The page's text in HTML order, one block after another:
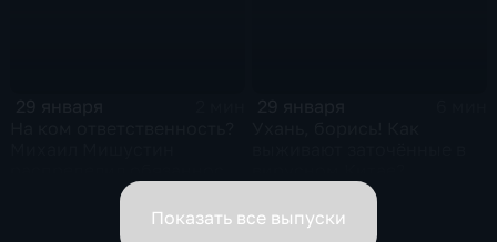
вице-премьеров
Показать все выпуски